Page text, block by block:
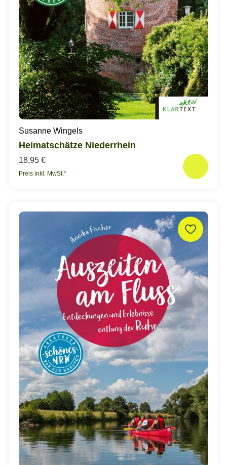
Susanne Wingels
Heimatschätze Niederrhein
18,95 €
Preis inkl. MwSt.*